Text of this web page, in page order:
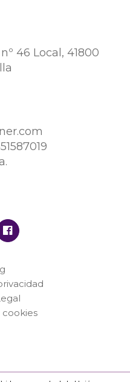
46 Local, 41800
cookies